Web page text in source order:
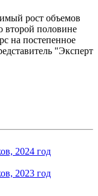
рост объемов
второй половине
на постепенное
"Эксперт
2024 год
2023 год